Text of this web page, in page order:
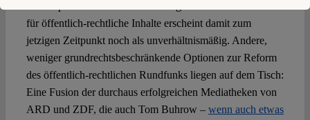
für öffentlich-rechtliche Inhalte erscheint damit zum
jetzigen Zeitpunkt noch als unverhältnismäßig. Andere,
weniger grundrechtsbeschränkende Optionen zur Reform
des öffentlich-rechtlichen Rundfunks liegen auf dem Tisch:
Eine Fusion der durchaus erfolgreichen Mediatheken von
ARD und ZDF, die auch Tom Buhrow – wenn auch etwas